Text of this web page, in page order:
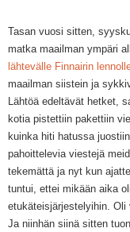
Tasan vuosi sitten,
matka maailman ympäri
lähtevälle Finnairin
maailman siistein ja
Lähtöä edeltävät hetket,
kotia pistettiin pakettiin
kuinka hiti hatussa
pahoittelevia viestejä
tekemättä ja nyt kun
tuntui, ettei mikään aika
etukäteisjärjestelyihin. Oli
Ja niinhän siinä sitten